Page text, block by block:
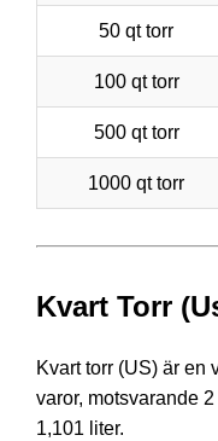
50 qt torr
100 qt torr
500 qt torr
1000 qt torr
Kvart Torr
Kvart torr (US) är en
varor, motsvarande
1,101 liter.